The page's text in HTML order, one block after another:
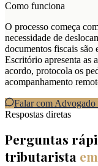
Como funciona
O processo começa
necessidade de
documentos fiscais são
Escritório apresenta as
acordo, protocola os
acompanhamento
Falar com Advogado
Respostas diretas
Perguntas
tributarista em